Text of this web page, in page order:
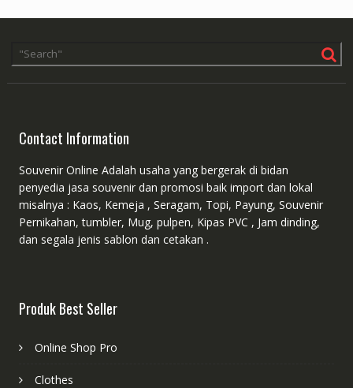
Contact Information
Souvenir Online Adalah usaha yang bergerak di bidan
penyedia jasa souvenir dan promosi baik import dan lokal
misalnya : Kaos, Kemeja , Seragam, Topi, Payung, Souvenir
Pernikahan, tumbler, Mug, pulpen, Kipas PVC , Jam dinding,
dan segala jenis sablon dan cetakan .
Produk Best Seller
Online Shop Pro
Clothes